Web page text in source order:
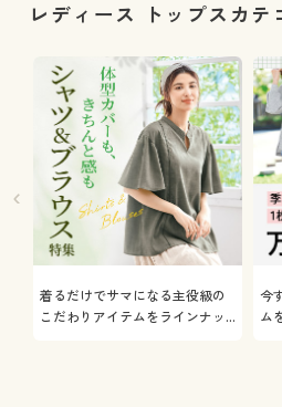
レディース トップスカテ
着るだけでサマになる主役級の
こだわりアイテムをラインナッ
今
ム